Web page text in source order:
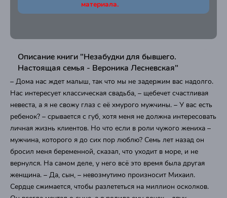
материала.
Описание книги "Незабудки для бывшего.
Настоящая семья - Вероника Лесневская"
– Дома нас ждет малыш, так что мы не задержим вас надолго.
Нас интересует классическая свадьба, – щебечет счастливая
невеста, а я не свожу глаз с её хмурого мужчины. – У вас есть
ребенок? – срывается с губ, хотя меня не должна интересовать
личная жизнь клиентов. Но что если в роли чужого жениха –
мужчина, которого я до сих пор люблю? Семь лет назад он
бросил меня беременной, сказал, что уходит в море, и не
вернулся. На самом деле, у него всё это время была другая
женщина. – Да, сын, – невозмутимо произносит Михаил.
Сердце сжимается, чтобы разлететься на миллион осколков.